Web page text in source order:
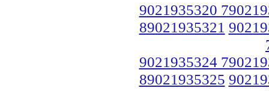
9021935320
89021935321
9021935324
89021935325